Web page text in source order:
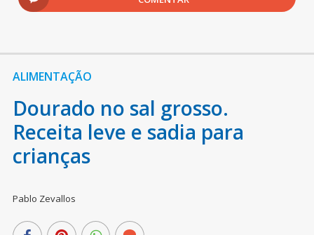
ALIMENTAÇÃO
Dourado no sal grosso.
Receita leve e sadia para
crianças
Pablo Zevallos